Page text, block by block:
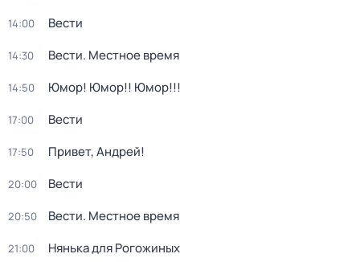
14:00 Вести
14:30 Вести. Местное время
14:50 Юмор! Юмор!! Юмор!!!
17:00 Вести
17:50 Привет, Андрей!
20:00 Вести
20:50 Вести. Местное время
21:00 Нянька для Рогожиных